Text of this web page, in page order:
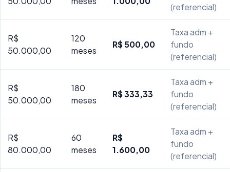
(referencial)
R$
50.000,00
120
meses
R$ 500,00
Taxa adm +
fundo
(referencial)
R$
50.000,00
180
meses
R$ 333,33
Taxa adm +
fundo
(referencial)
R$
80.000,00
60
meses
R$
1.600,00
Taxa adm +
fundo
(referencial)